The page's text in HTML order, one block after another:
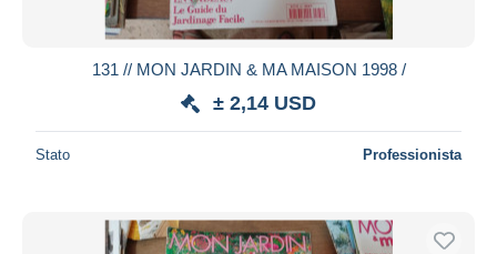
131 // MON JARDIN & MA MAISON 1998 /
± 2,14 USD
Stato Professionista